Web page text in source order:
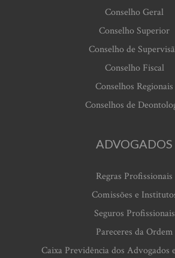
Conselho Geral
Conselho Superior
Conselho de
Conselho Fiscal
Conselhos Regionais
Conselhos de
ADVOGADOS
Regras Profissionais
Comissões e
Seguros Profissionais
Pareceres da Ordem
Caixa Previdência dos Advogados